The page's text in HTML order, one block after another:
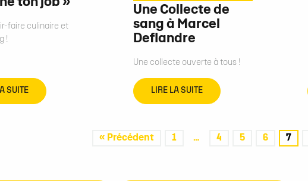
ton job »
faire culinaire et
!
SUITE
Une Collecte de
sang à Marcel
Deflandre
Une collecte ouverte à tous !
LIRE LA SUITE
« Précédent 1 … 4 5 6 7